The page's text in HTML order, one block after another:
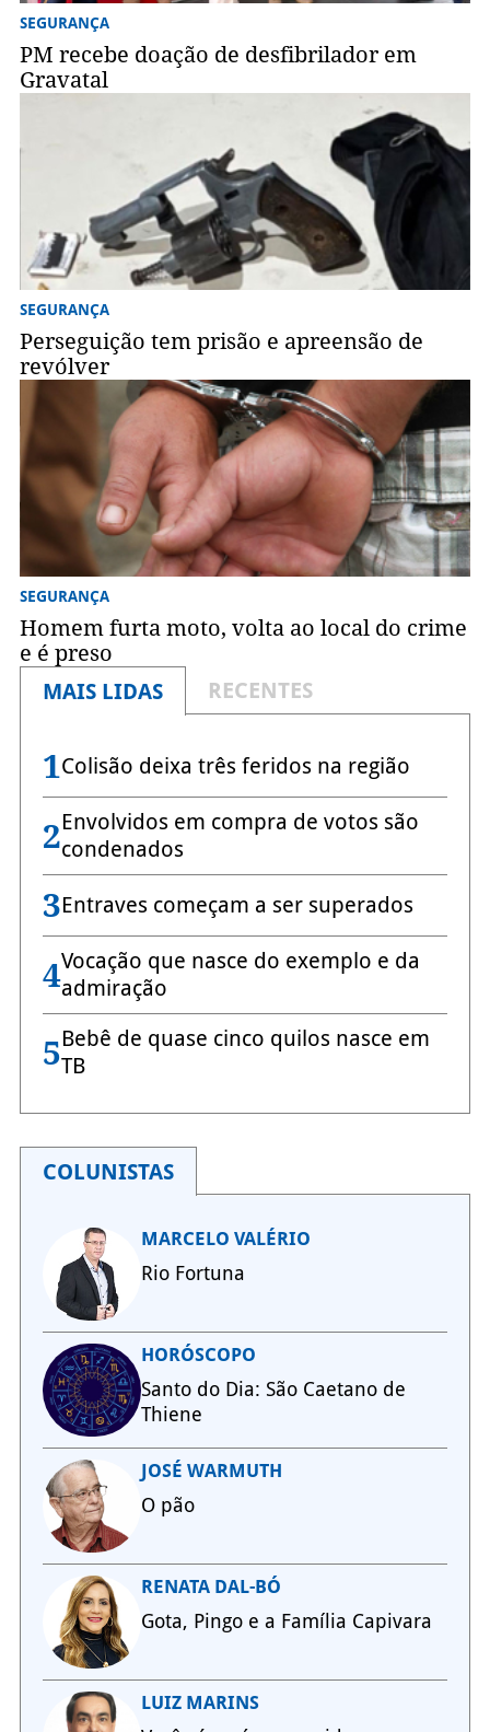
SEGURANÇA
PM recebe doação de desfibrilador em
Gravatal
SEGURANÇA
Perseguição tem prisão e apreensão de
revólver
SEGURANÇA
Homem furta moto, volta ao local do crime
e é preso
MAIS LIDAS
RECENTES
1Colisão deixa três feridos na região
2Envolvidos em compra de votos são
condenados
3Entraves começam a ser superados
4Vocação que nasce do exemplo e da
admiração
5Bebê de quase cinco quilos nasce em
TB
COLUNISTAS
MARCELO VALÉRIO
Rio Fortuna
HORÓSCOPO
Santo do Dia: São Caetano de
Thiene
JOSÉ WARMUTH
O pão
RENATA DAL-BÓ
Gota, Pingo e a Família Capivara
LUIZ MARINS